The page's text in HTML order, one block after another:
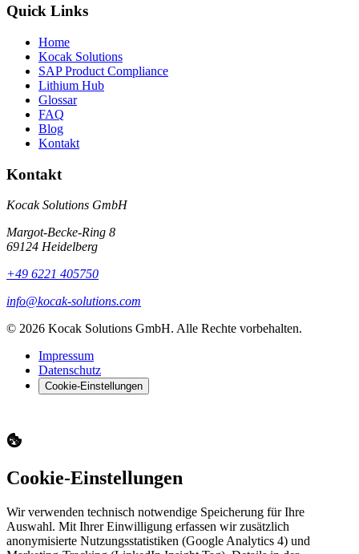
Quick Links
Home
Kocak Solutions
SAP Product Compliance
Lithium Hub
Glossar
FAQ
Blog
Kontakt
Kontakt
Kocak Solutions GmbH
Margot-Becke-Ring 8
69124 Heidelberg
+49 6221 405750
info@kocak-solutions.com
© 2026 Kocak Solutions GmbH. Alle Rechte vorbehalten.
Impressum
Datenschutz
Cookie-Einstellungen
Cookie-Einstellungen
Wir verwenden technisch notwendige Speicherung für Ihre
Auswahl. Mit Ihrer Einwilligung erfassen wir zusätzlich
anonymisierte Nutzungsstatistiken (Google Analytics 4) und